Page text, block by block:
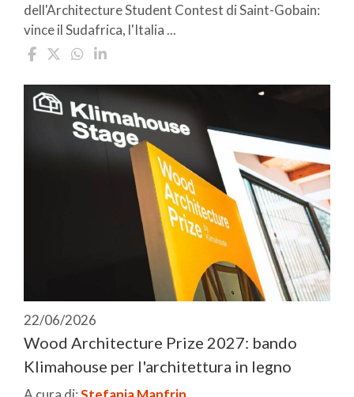
dell'Architecture Student Contest di Saint-Gobain:
vince il Sudafrica, l'Italia ...
22/06/2026
Wood Architecture Prize 2027: bando
Klimahouse per l'architettura in legno